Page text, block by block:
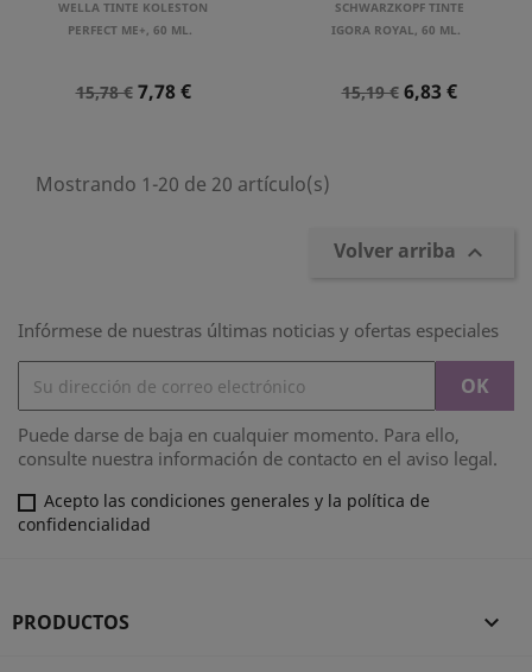
WELLA TINTE KOLESTON
PERFECT ME+, 60 ML.
Precio
15,78 € Precio
7,78 €
SCHWARZKOPF TINTE
IGORA ROYAL, 60 ML.
Precio
15,19 € Precio
6,83 €
Mostrando 1-20 de 20 artículo(s)
Volver arriba 
Infórmese de nuestras últimas noticias y ofertas especiales
Puede darse de baja en cualquier momento. Para ello,
consulte nuestra información de contacto en el aviso legal.
Acepto las condiciones generales y la política de
confidencialidad
PRODUCTOS 